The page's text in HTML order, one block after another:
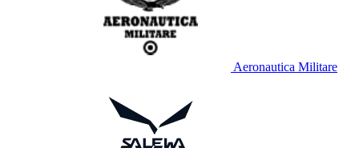
Aeronautica Militare